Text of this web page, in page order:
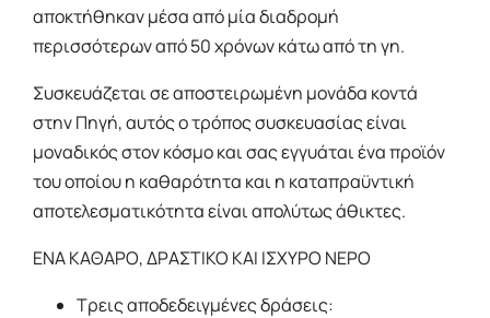
αποκτήθηκαν μέσα από μία διαδρομή
περισσότερων από 50 χρόνων κάτω από τη γη.
Συσκευάζεται σε αποστειρωμένη μονάδα κοντά
στην Πηγή, αυτός ο τρόπος συσκευασίας είναι
μοναδικός στον κόσμο και σας εγγυάται ένα προϊόν
του οποίου η καθαρότητα και η καταπραϋντική
αποτελεσματικότητα είναι απολύτως άθικτες.
ΕΝΑ ΚΑΘΑΡΟ, ΔΡΑΣΤΙΚΟ ΚΑΙ ΙΣΧΥΡΟ ΝΕΡΟ
Τρεις αποδεδειγμένες δράσεις: